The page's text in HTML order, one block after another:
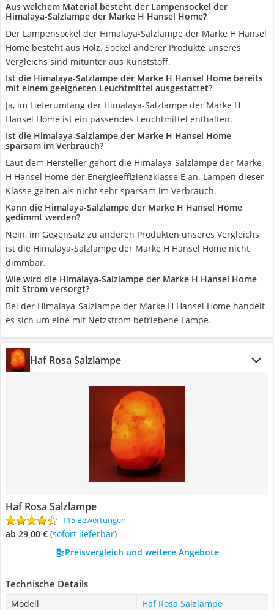
Aus welchem Material besteht der Lampensockel der
Himalaya-Salzlampe der Marke H Hansel Home?
Der Lampensockel der Himalaya-Salzlampe der Marke H Hansel
Home besteht aus Holz. Sockel anderer Produkte unseres
Vergleichs sind mitunter aus Kunststoff.
Ist die Himalaya-Salzlampe der Marke H Hansel Home bereits
mit einem geeigneten Leuchtmittel ausgestattet?
Ja, im Lieferumfang der Himalaya-Salzlampe der Marke H
Hansel Home ist ein passendes Leuchtmittel enthalten.
Ist die Himalaya-Salzlampe der Marke H Hansel Home
sparsam im Verbrauch?
Laut dem Hersteller gehört die Himalaya-Salzlampe der Marke
H Hansel Home der Energieeffizienzklasse E an. Lampen dieser
Klasse gelten als nicht sehr sparsam im Verbrauch.
Kann die Himalaya-Salzlampe der Marke H Hansel Home
gedimmt werden?
Nein, im Gegensatz zu anderen Produkten unseres Vergleichs
ist die Himalaya-Salzlampe der Marke H Hansel Home nicht
dimmbar.
Wie wird die Himalaya-Salzlampe der Marke H Hansel Home
mit Strom versorgt?
Bei der Himalaya-Salzlampe der Marke H Hansel Home handelt
es sich um eine mit Netzstrom betriebene Lampe.
Haf Rosa Salzlampe
Haf Rosa Salzlampe
115 Bewertungen
ab 29,00 € ( Sofort lieferbar)
Preisvergleich und weitere Angebote
Technische Details
Modell
Haf Rosa Salzlampe